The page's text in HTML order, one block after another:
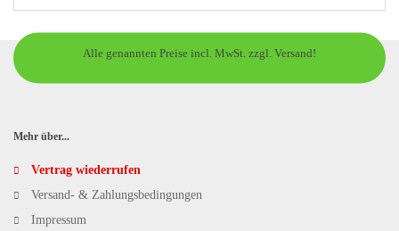
Alle genannten Preise incl. MwSt. zzgl. Versand!
Mehr über...
Vertrag wiederrufen
Versand- & Zahlungsbedingungen
Impressum